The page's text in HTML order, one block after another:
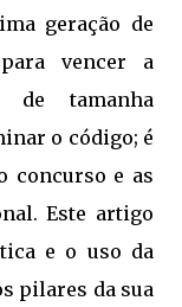
geração de
vencer a
de tamanha
o código; é
concurso e as
Este artigo
e o uso da
pilares da sua